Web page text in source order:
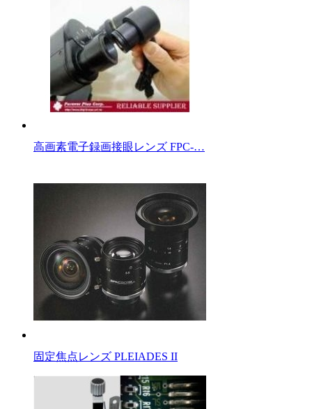
高画素電子録画接眼レンズ FPC-…
固定焦点レンズ PLEIADES II